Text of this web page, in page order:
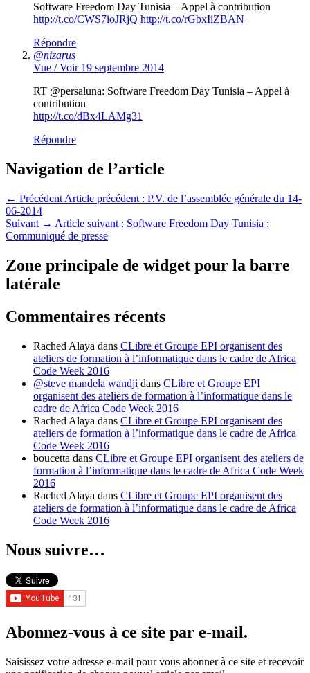
Software Freedom Day Tunisia – Appel à contribution
http://t.co/CWS7ioJRjQ http://t.co/rGbxIiZBAN
Répondre
@nizarus
Vue / Voir 19 septembre 2014
RT @persaluna: Software Freedom Day Tunisia – Appel à
contribution
http://t.co/dBx4LAMg31
Répondre
Navigation de l’article
← Précédent Article précédent : P.V. de l’assemblée générale du 14-
06-2014
Suivant → Article suivant : Software Freedom Day Tunisia :
Communiqué de presse
Zone principale de widget pour la barre
latérale
Commentaires récents
Rached Alaya dans CLibre et Groupe EPI organisent des
ateliers de formation à l’informatique dans le cadre de Africa
Code Week 2016
@steve mandela wandji dans CLibre et Groupe EPI
organisent des ateliers de formation à l’informatique dans le
cadre de Africa Code Week 2016
Rached Alaya dans CLibre et Groupe EPI organisent des
ateliers de formation à l’informatique dans le cadre de Africa
Code Week 2016
boucetta dans CLibre et Groupe EPI organisent des ateliers de
formation à l’informatique dans le cadre de Africa Code Week
2016
Rached Alaya dans CLibre et Groupe EPI organisent des
ateliers de formation à l’informatique dans le cadre de Africa
Code Week 2016
Nous suivre…
Abonnez-vous à ce site par e-mail.
Saisissez votre adresse e-mail pour vous abonner à ce site et recevoir